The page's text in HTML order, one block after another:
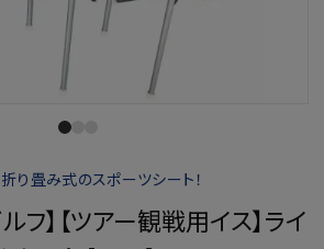
り畳み式のスポーツシート！
ルフ】【ツアー観戦用イス】ライ